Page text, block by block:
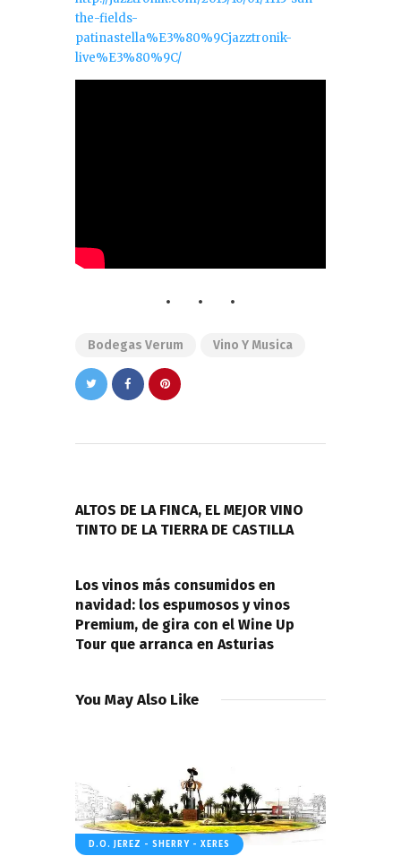
the-fields-
patinastella%E3%80%9Cjazztronik-
live%E3%80%9C/
Bodegas Verum Vino Y Musica
entradas
ALTOS DE LA FINCA, EL MEJOR VINO
TINTO DE LA TIERRA DE CASTILLA
Los vinos más consumidos en
navidad: los espumosos y vinos
Premium, de gira con el Wine Up
Tour que arranca en Asturias
You May Also Like
D.O. JEREZ - SHERRY - XERES